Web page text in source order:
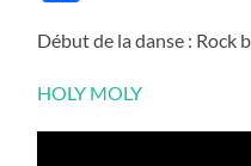
Début de la danse : Rock
HOLY MOLY